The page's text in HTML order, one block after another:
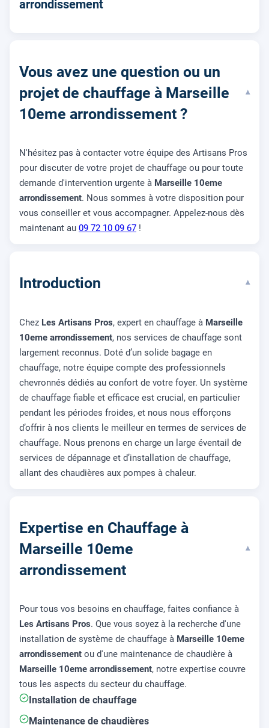
arrondissement
Vous avez une question ou un
projet de chauffage à Marseille
10eme arrondissement ?
▾
N'hésitez pas à contacter votre équipe des Artisans Pros
pour discuter de votre projet de chauffage ou pour toute
demande d'intervention urgente à Marseille 10eme
arrondissement. Nous sommes à votre disposition pour
vous conseiller et vous accompagner. Appelez-nous dès
maintenant au 09 72 10 09 67 !
Introduction ▾
Chez Les Artisans Pros, expert en chauffage à Marseille
10eme arrondissement, nos services de chauffage sont
largement reconnus. Doté d’un solide bagage en
chauffage, notre équipe compte des professionnels
chevronnés dédiés au confort de votre foyer. Un système
de chauffage fiable et efficace est crucial, en particulier
pendant les périodes froides, et nous nous efforçons
d’offrir à nos clients le meilleur en termes de services de
chauffage. Nous prenons en charge un large éventail de
services de dépannage et d’installation de chauffage,
allant des chaudières aux pompes à chaleur.
Expertise en Chauffage à
Marseille 10eme
arrondissement
▾
Pour tous vos besoins en chauffage, faites confiance à
Les Artisans Pros. Que vous soyez à la recherche d'une
installation de système de chauffage à Marseille 10eme
arrondissement ou d'une maintenance de chaudière à
Marseille 10eme arrondissement, notre expertise couvre
tous les aspects du secteur du chauffage.
Installation de chauffage
Maintenance de chaudières